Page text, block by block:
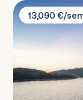
Villa Amelie
13,090 €/